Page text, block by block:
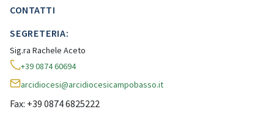
CONTATTI
SEGRETERIA:
Sig.ra Rachele Aceto
+39 0874 60694
arcidiocesi@arcidiocesicampobasso.it
Fax: +39 0874 6825222